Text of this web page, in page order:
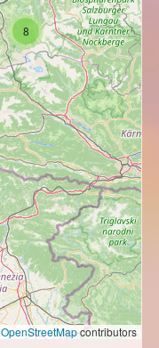
8
OpenStreetMapcontributors